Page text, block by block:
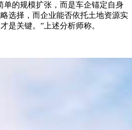
单的规模扩张，而是车企锚定自身
选择，而企业能否依托土地资源实
是关键。”上述分析师称。